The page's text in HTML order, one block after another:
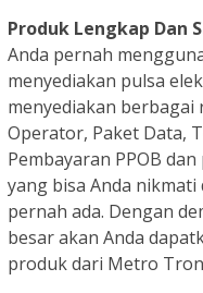
Produk Lengkap Dan
Anda pernah
menyediakan pulsa
menyediakan berbagai
Operator, Paket Data,
Pembayaran PPOB
yang bisa Anda
pernah ada. Dengan
besar akan Anda
produk dari Metro